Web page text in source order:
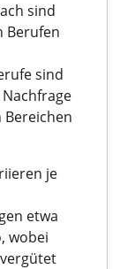
sind
Berufen
sind
je
etwa
wobei